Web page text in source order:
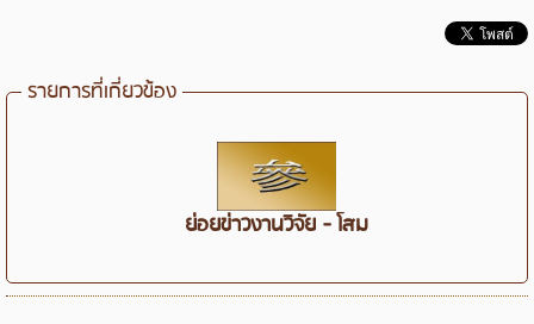
รายการที่เกี่ยวข้อง
ย่อยข่าวงานวิจัย - โสม